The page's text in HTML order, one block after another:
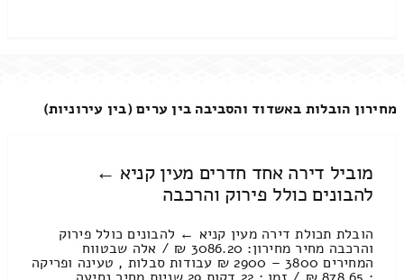
מחירון הובלות באשדוד והסביבה בין ערים (בין עירוניות)
מוביל דירה אחד חדרים מעין קניא ←
להבונים כולל פירוק והרכבה
הובלת תכולת דירה מעין קניא ← להבונים כולל פירוק
והרכבה מחיר מחירון: 3086.20 ₪ / אלה שבטווח
המחירים 3800 – 2900 ₪ עבודות סבלות , טעינה ופריקה